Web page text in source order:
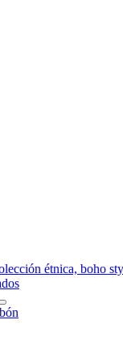
étnica, boho